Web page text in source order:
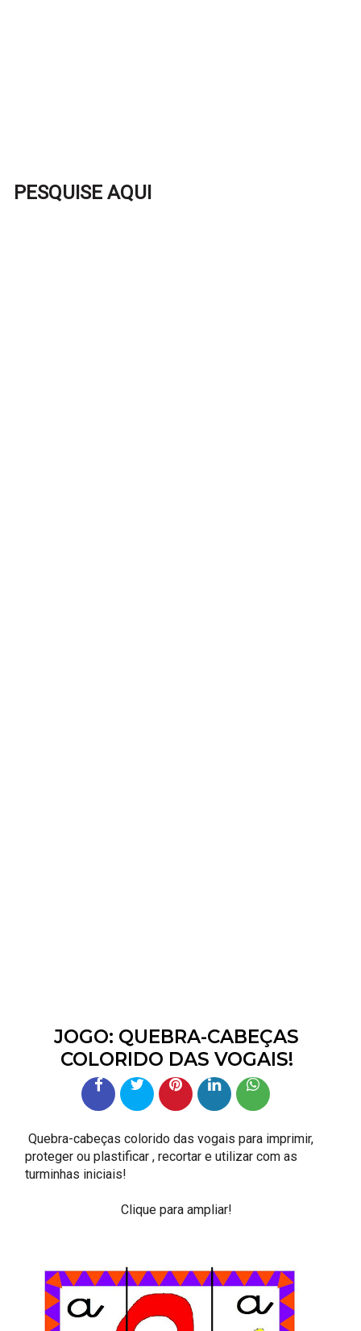
PESQUISE AQUI
JOGO: QUEBRA-CABEÇAS
COLORIDO DAS VOGAIS!
Quebra-cabeças colorido das vogais para imprimir,
proteger ou plastificar , recortar e utilizar com as
turminhas iniciais!
Clique para ampliar!